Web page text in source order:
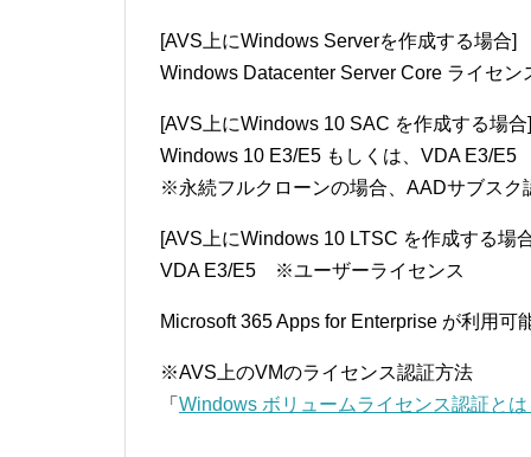
[AVS上にWindows Serverを作成する場合]
Windows Datacenter Server Core ライセ
[AVS上にWindows 10 SAC を作成する場合]
Windows 10 E3/E5 もしくは、VDA E3/
※永続フルクローンの場合、AADサブスク
[AVS上にWindows 10 LTSC を作成する場
VDA E3/E5 ※ユーザーライセンス
Microsoft 365 Apps for Enterprise が利用可
※AVS上のVMのライセンス認証方法
「 Windows ボリュームライセンス認証とは